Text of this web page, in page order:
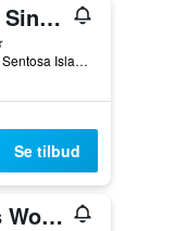
Capella Singapore
1 The Knolls, Sentosa Island, Singapore, Singapore
Se tilbud
Resorts World Sentosa - Equarius Hotel